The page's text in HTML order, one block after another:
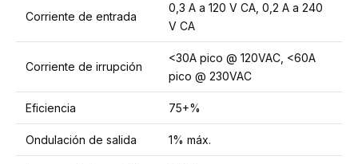
Corriente de entrada
0,3 A a 120 V CA, 0,2 A a 240
V CA
Corriente de irrupción
<30A pico @ 120VAC, <60A
pico @ 230VAC
Eficiencia 75+%
Ondulación de salida 1% máx.